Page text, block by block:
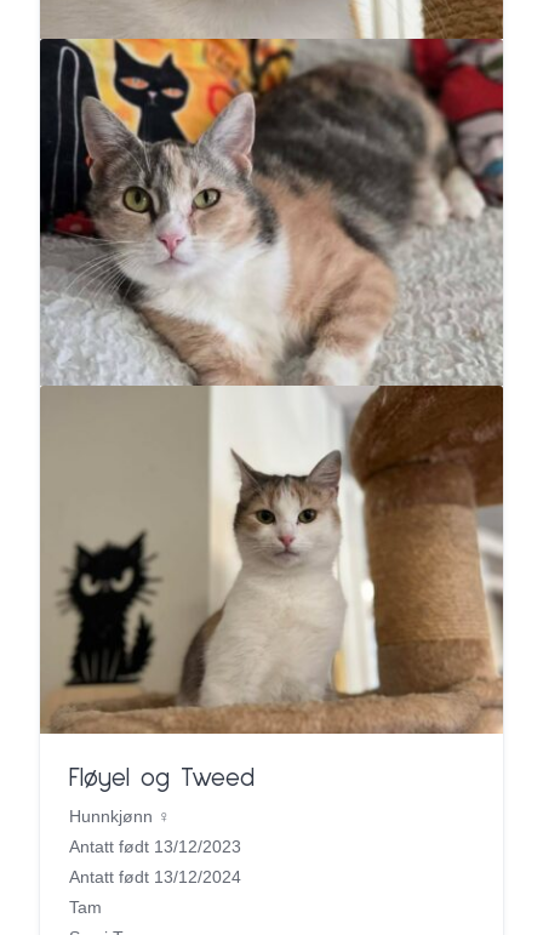
Fløyel og Tweed
Hunnkjønn ♀
Antatt født 13/12/2023
Antatt født 13/12/2024
Tam